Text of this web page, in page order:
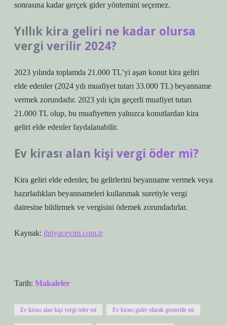
sonrasına kadar gerçek gider yöntemini seçemez.
Yıllık kira geliri ne kadar olursa
vergi verilir 2024?
2023 yılında toplamda 21.000 TL’yi aşan konut kira geliri
elde edenler (2024 yılı muafiyet tutarı 33.000 TL) beyanname
vermek zorundadır. 2023 yılı için geçerli muafiyet tutarı
21.000 TL olup, bu muafiyetten yalnızca konutlardan kira
geliri elde edenler faydalanabilir.
Ev kirası alan kişi vergi öder mi?
Kira geliri elde edenler, bu gelirlerini beyanname vermek veya
hazırladıkları beyannameleri kullanmak suretiyle vergi
dairesine bildirmek ve vergisini ödemek zorundadırlar.
Kaynak: ihtiyacevim.com.tr
Tarih: Makaleler
Ev kirası alan kişi vergi öder mi Ev kirası gider olarak gösterilir mi